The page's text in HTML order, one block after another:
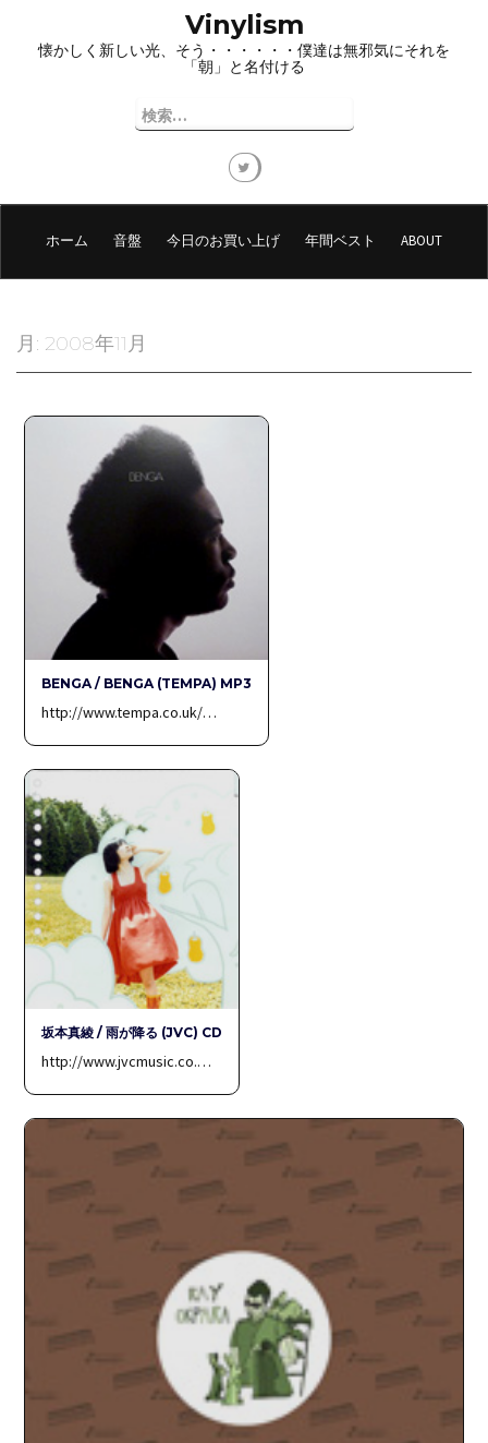
プ
Vinylism
懐かしく新しい光、そう・・・・・・僕達は無邪気にそれを
「朝」と名付ける
検
索:
ホーム 音盤 今日のお買い上げ 年間ベスト ABOUT
月: 2008年11月
BENGA / BENGA (TEMPA) MP3
http://www.tempa.co.uk/…
坂本真綾 / 雨が降る (JVC) CD
http://www.jvcmusic.co.…